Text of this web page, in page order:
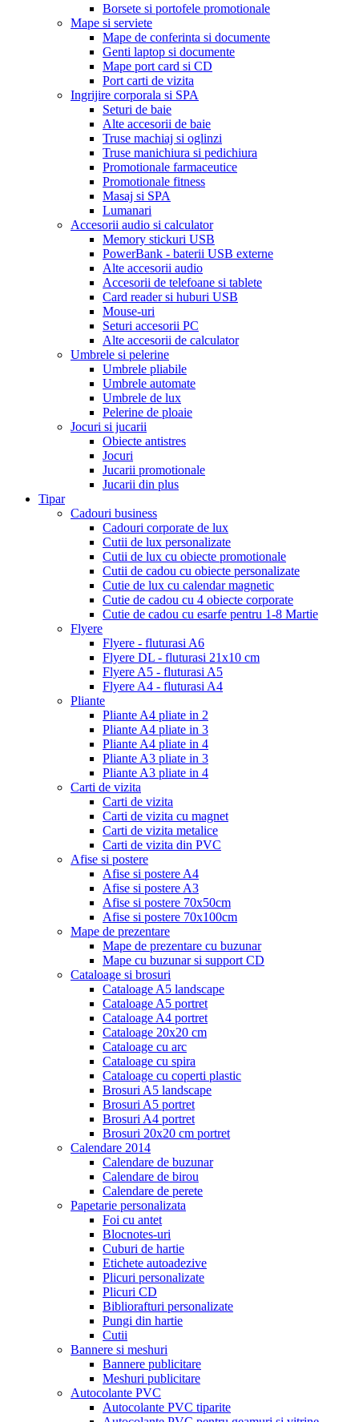
Borsete si portofele promotionale
Mape si serviete
Mape de conferinta si documente
Genti laptop si documente
Mape port card si CD
Port carti de vizita
Ingrijire corporala si SPA
Seturi de baie
Alte accesorii de baie
Truse machiaj si oglinzi
Truse manichiura si pedichiura
Promotionale farmaceutice
Promotionale fitness
Masaj si SPA
Lumanari
Accesorii audio si calculator
Memory stickuri USB
PowerBank - baterii USB externe
Alte accesorii audio
Accesorii de telefoane si tablete
Card reader si huburi USB
Mouse-uri
Seturi accesorii PC
Alte accesorii de calculator
Umbrele si pelerine
Umbrele pliabile
Umbrele automate
Umbrele de lux
Pelerine de ploaie
Jocuri si jucarii
Obiecte antistres
Jocuri
Jucarii promotionale
Jucarii din plus
Tipar
Cadouri business
Cadouri corporate de lux
Cutii de lux personalizate
Cutii de lux cu obiecte promotionale
Cutii de cadou cu obiecte personalizate
Cutie de lux cu calendar magnetic
Cutie de cadou cu 4 obiecte corporate
Cutie de cadou cu esarfe pentru 1-8 Martie
Flyere
Flyere - fluturasi A6
Flyere DL - fluturasi 21x10 cm
Flyere A5 - fluturasi A5
Flyere A4 - fluturasi A4
Pliante
Pliante A4 pliate in 2
Pliante A4 pliate in 3
Pliante A4 pliate in 4
Pliante A3 pliate in 3
Pliante A3 pliate in 4
Carti de vizita
Carti de vizita
Carti de vizita cu magnet
Carti de vizita metalice
Carti de vizita din PVC
Afise si postere
Afise si postere A4
Afise si postere A3
Afise si postere 70x50cm
Afise si postere 70x100cm
Mape de prezentare
Mape de prezentare cu buzunar
Mape cu buzunar si support CD
Cataloage si brosuri
Cataloage A5 landscape
Cataloage A5 portret
Cataloage A4 portret
Cataloage 20x20 cm
Cataloage cu arc
Cataloage cu spira
Cataloage cu coperti plastic
Brosuri A5 landscape
Brosuri A5 portret
Brosuri A4 portret
Brosuri 20x20 cm portret
Calendare 2014
Calendare de buzunar
Calendare de birou
Calendare de perete
Papetarie personalizata
Foi cu antet
Blocnotes-uri
Cuburi de hartie
Etichete autoadezive
Plicuri personalizate
Plicuri CD
Bibliorafturi personalizate
Pungi din hartie
Cutii
Bannere si meshuri
Bannere publicitare
Meshuri publicitare
Autocolante PVC
Autocolante PVC tiparite